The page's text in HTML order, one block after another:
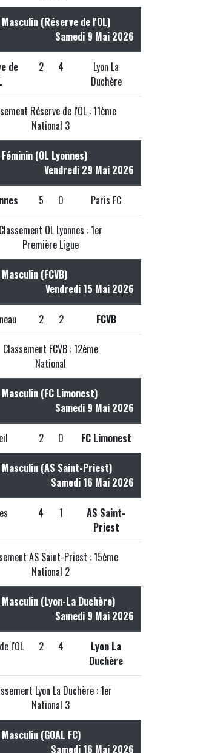
(Réserve de l'OL)
Samedi 9 Mai 2026
de
2 4
Lyon La
Duchère
Réserve de l'OL : 11ème
National 3
(OL Lyonnes)
Vendredi 29 Mai 2026
5 0 Paris FC
Classement OL Lyonnes : 1er
Première Ligue
(FCVB)
Vendredi 15 Mai 2026
2 2 FCVB
Classement FCVB : 12ème
National
(FC Limonest)
Samedi 9 Mai 2026
2 0 FC Limonest
(AS Saint-Priest)
Samedi 16 Mai 2026
4 1
AS Saint-
Priest
AS Saint-Priest : 15ème
National 2
(Lyon-La Duchère)
Samedi 9 Mai 2026
l'OL 2 4
Lyon La
Duchère
Lyon La Duchère : 1er
National 3
(GOAL FC)
Samedi 16 Mai 2026